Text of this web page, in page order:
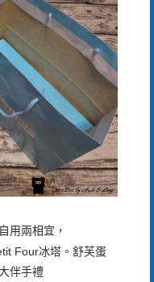
用兩相宜，